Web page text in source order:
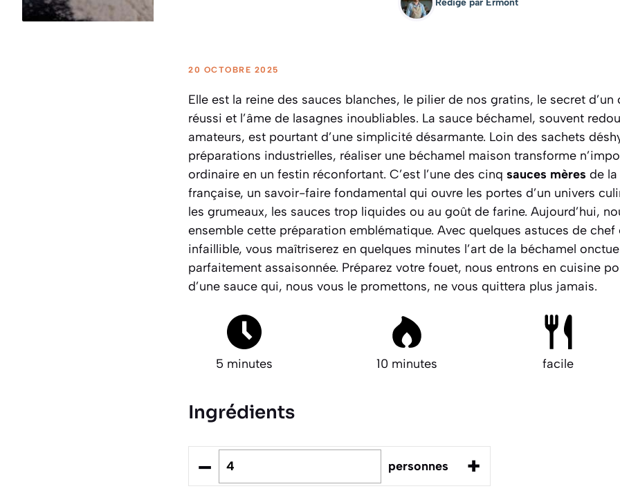
Rédigé par Ermont
20 OCTOBRE 2025
Elle est la reine des sauces blanches, le pilier de nos gratins, le secret
réussi et l’âme de lasagnes inoubliables. La sauce béchamel, souvent
amateurs, est pourtant d’une simplicité désarmante. Loin des sachets
préparations industrielles, réaliser une béchamel maison transforme
ordinaire en un festin réconfortant. C’est l’une des cinq sauces mères de
française, un savoir-faire fondamental qui ouvre les portes d’un univers
les grumeaux, les sauces trop liquides ou au goût de farine. Aujourd’hui,
ensemble cette préparation emblématique. Avec quelques astuces de chef
infaillible, vous maîtriserez en quelques minutes l’art de la béchamel
parfaitement assaisonnée. Préparez votre fouet, nous entrons en cuisine
d’une sauce qui, nous vous le promettons, ne vous quittera plus jamais.
5 minutes 10 minutes facile
Ingrédients
– personnes +